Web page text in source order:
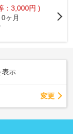
：3,000円 )
0ヶ月
表示
変更